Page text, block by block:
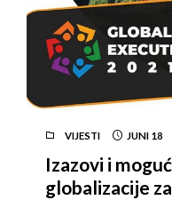
VIJESTI JUNI 18
Izazovi i
globalizacije